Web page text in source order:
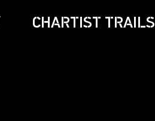
CHARTIST TRAILS